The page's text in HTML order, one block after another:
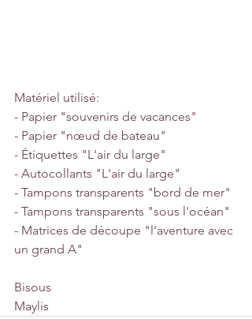
Matériel utilisé:
- Papier "souvenirs de vacances"
- Papier "nœud de bateau"
- Étiquettes "L'air du large"
- Autocollants "L'air du large"
- Tampons transparents "bord de mer"
- Tampons transparents "sous l'océan"
- Matrices de découpe "l'aventure avec
un grand A"
Bisous
Maylis